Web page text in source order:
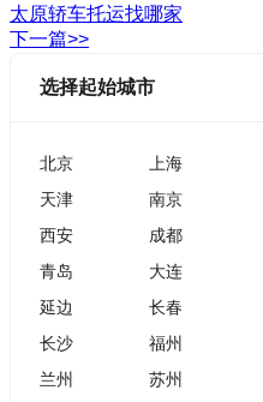
太原轿车托运找哪家
下一篇>>
选择起始城市
北京 上海
天津
南京
西安
成都
青岛
大连
延边
长春
长沙
福州
兰州
苏州